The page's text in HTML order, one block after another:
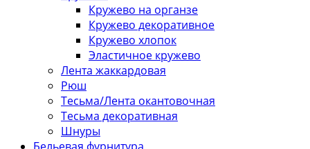
Кружево на органзе
Кружево декоративное
Кружево хлопок
Эластичное кружево
Лента жаккардовая
Рюш
Тесьма/Лента окантовочная
Тесьма декоративная
Шнуры